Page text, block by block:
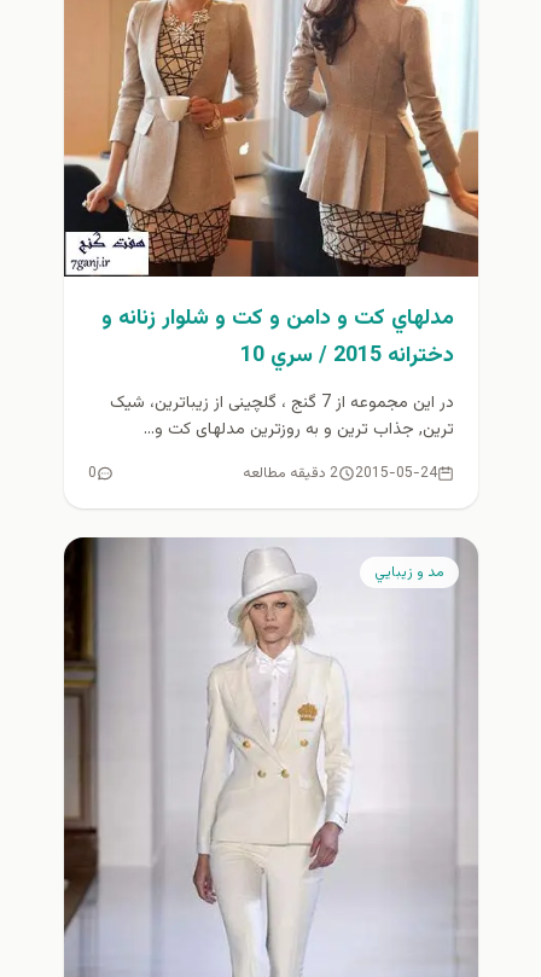
مدلهاي كت و دامن و كت و شلوار زنانه و
دخترانه 2015 / سري 10
در اين مجموعه از 7 گنج ، گلچینی از زیباترین، شیک
ترین, جذاب ترین و به روزترین مدلهای کت و...
2015-05-24 2 دقیقه مطالعه 0
مد و زيبايي